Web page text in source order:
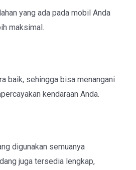
yang ada pada mobil Anda
maksimal.
baik, sehingga bisa menangani
kendaraan Anda.
digunakan semuanya
juga tersedia lengkap,